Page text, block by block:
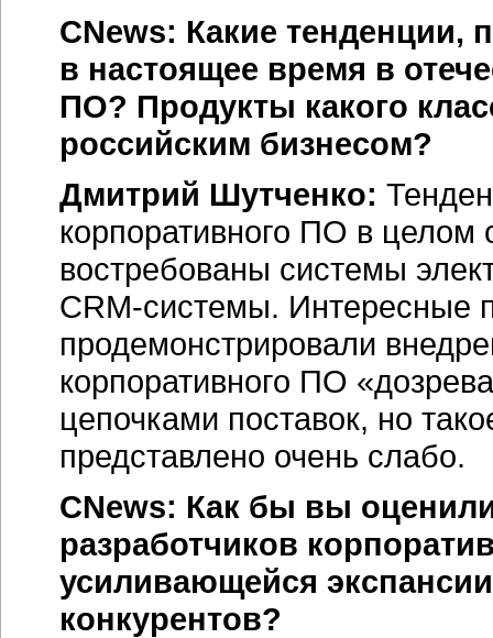
CNews: Какие
в настоящее время в
ПО? Продукты какого
российским бизнесом?
Дмитрий Шутченко:
корпоративного ПО в
востребованы системы
CRM-системы. Интересные
продемонстрировали
корпоративного ПО
цепочками поставок, но
представлено очень слабо.
CNews: Как бы вы
разработчиков
усиливающейся
конкурентов?